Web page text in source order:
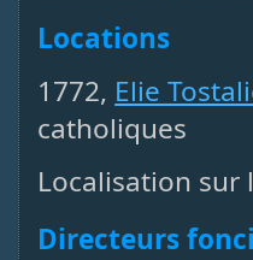
Locations
1772, Elie
catholiques
Localisation sur
Directeurs